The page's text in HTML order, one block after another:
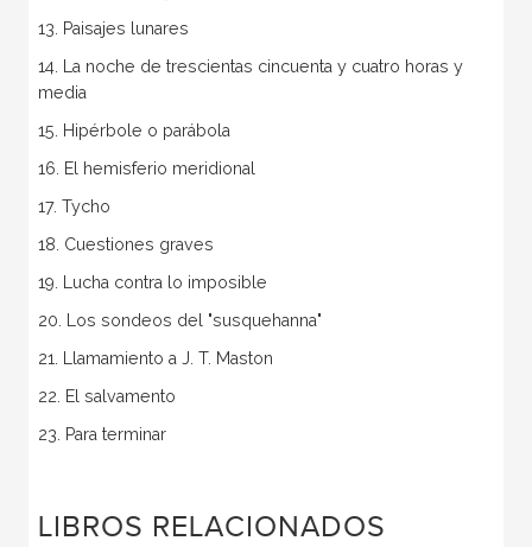
13. Paisajes lunares
14. La noche de trescientas cincuenta y cuatro horas y
media
15. Hipérbole o parábola
16. El hemisferio meridional
17. Tycho
18. Cuestiones graves
19. Lucha contra lo imposible
20. Los sondeos del "susquehanna"
21. Llamamiento a J. T. Maston
22. El salvamento
23. Para terminar
LIBROS RELACIONADOS